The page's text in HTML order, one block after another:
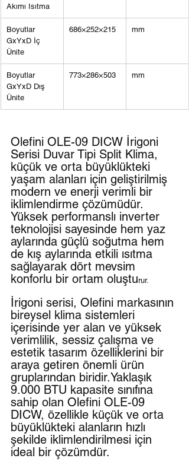
Akımı Isıtma
Boyutlar
GxYxD İç
Ünite
686×252×215 mm
Boyutlar
GxYxD Dış
Ünite
773×286×503 mm
Olefini OLE-09 DICW İrigoni
Serisi Duvar Tipi Split Klima,
küçük ve orta büyüklükteki
yaşam alanları için geliştirilmiş
modern ve enerji verimli bir
iklimlendirme çözümüdür.
Yüksek performanslı inverter
teknolojisi sayesinde hem yaz
aylarında güçlü soğutma hem
de kış aylarında etkili ısıtma
sağlayarak dört mevsim
konforlu bir ortam oluşturur.
İrigoni serisi, Olefini markasının
bireysel klima sistemleri
içerisinde yer alan ve yüksek
verimlilik, sessiz çalışma ve
estetik tasarım özelliklerini bir
araya getiren önemli ürün
gruplarından biridir.Yaklaşık
9.000 BTU kapasite sınıfına
sahip olan Olefini OLE-09
DICW, özellikle küçük ve orta
büyüklükteki alanların hızlı
şekilde iklimlendirilmesi için
ideal bir çözümdür.